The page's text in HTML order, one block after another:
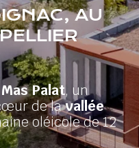
AU
Palat, un
de lavallée
oléicole de 12